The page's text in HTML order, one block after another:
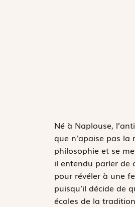
Né à Naplouse,
que n’apaise pas
philosophie et se
il entendu parler de
pour révéler à une
puisqu’il décide de
écoles de la